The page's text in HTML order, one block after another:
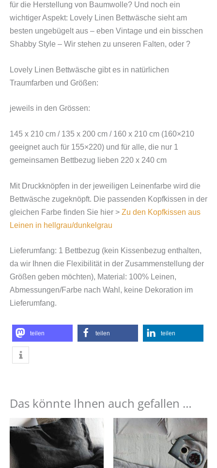
für die Herstellung von Baumwolle? Und noch ein
wichtiger Aspekt: Lovely Linen Bettwäsche sieht am
besten ungebügelt aus – eben Vintage und ein bisschen
Shabby Style – Wir stehen zu unseren Falten, oder ?
Lovely Linen Bettwäsche gibt es in natürlichen
Traumfarben und Größen:
jeweils in den Grössen:
145 x 210 cm / 135 x 200 cm / 160 x 210 cm (160×210
geeignet auch für 155×220) und für alle, die nur 1
gemeinsamen Bettbezug lieben 220 x 240 cm
Mit Druckknöpfen in der jeweiligen Leinenfarbe wird die
Bettwäsche zugeknöpft. Die passenden Kopfkissen in der
gleichen Farbe finden Sie hier > Zu den Kopfkissen aus
Leinen in hellgrau/dunkelgrau
Lieferumfang: 1 Bettbezug (kein Kissenbezug enthalten,
da wir Ihnen die Flexibilität in der Zusammenstellung der
Größen geben möchten), Material: 100% Leinen,
Abmessungen/Farbe nach Wahl, keine Dekoration im
Lieferumfang.
teilen teilen teilen
Das könnte Ihnen auch gefallen …
Dieses
Produkt
weist
mehrere
weist